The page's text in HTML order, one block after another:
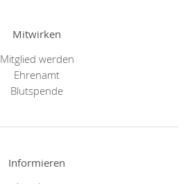
Mitwirken
Mitglied werden
Ehrenamt
Blutspende
Informieren